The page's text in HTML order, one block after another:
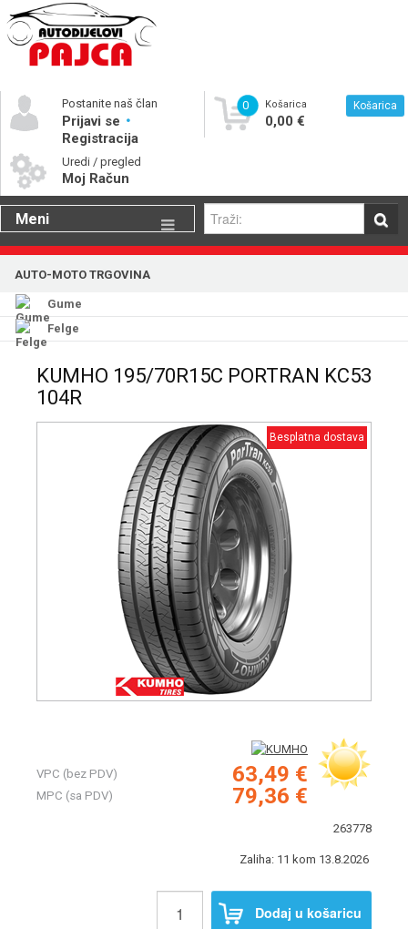
Postanite naš član
Prijavi se
Registracija
Uredi / pregled
Moj Račun
0 Košarica
0,00 €
Košarica
Meni
Gume
Katalog rezervnih dijelova
AUTO-MOTO TRGOVINA
Gume
Felge
KUMHO 195/70R15C PORTRAN KC53
104R
Besplatna dostava
VPC (bez PDV) 63,49 €
MPC (sa PDV) 79,36 €
263778
Zaliha: 11 kom 13.8.2026
Dodaj u košaricu